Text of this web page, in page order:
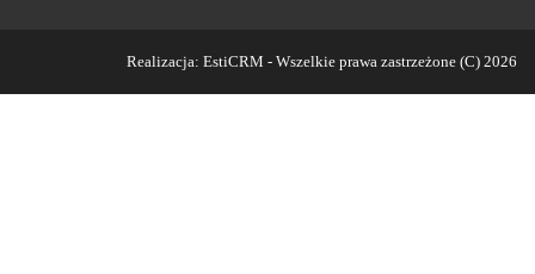
Realizacja: EstiCRM - Wszelkie prawa zastrzeżone (C) 2026